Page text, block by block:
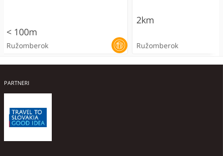
< 100m
Ružomberok
2km
Ružomberok
PARTNERI